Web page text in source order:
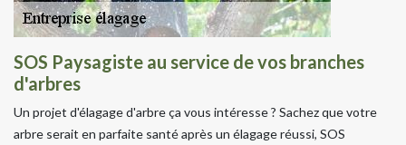
SOS Paysagiste au service de vos branches
d'arbres
Un projet d'élagage d'arbre ça vous intéresse ? Sachez que votre
arbre serait en parfaite santé après un élagage réussi, SOS